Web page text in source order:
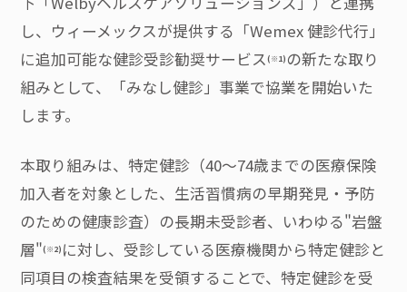
し、ウィーメックスが提供する「Wemex 健診代行」
に追加可能な健診受診勧奨サービス(※1) の新たな取り
組みとして、「みなし健診」事業で協業を開始いた
します。
本取り組みは、特定健診（40～74歳までの医療保険
加入者を対象とした、生活習慣病の早期発見・予防
のための健康診査）の長期未受診者、いわゆる"岩盤
層"(※2) に対し、受診している医療機関から特定健診と
同項目の検査結果を受領することで、特定健診を受